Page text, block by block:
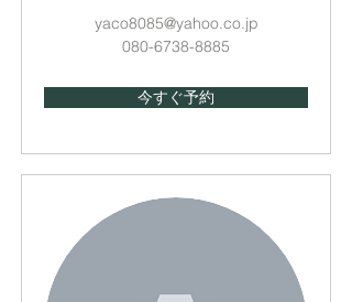
yaco8085@yahoo.co.jp
080-6738-8885
今すぐ予約